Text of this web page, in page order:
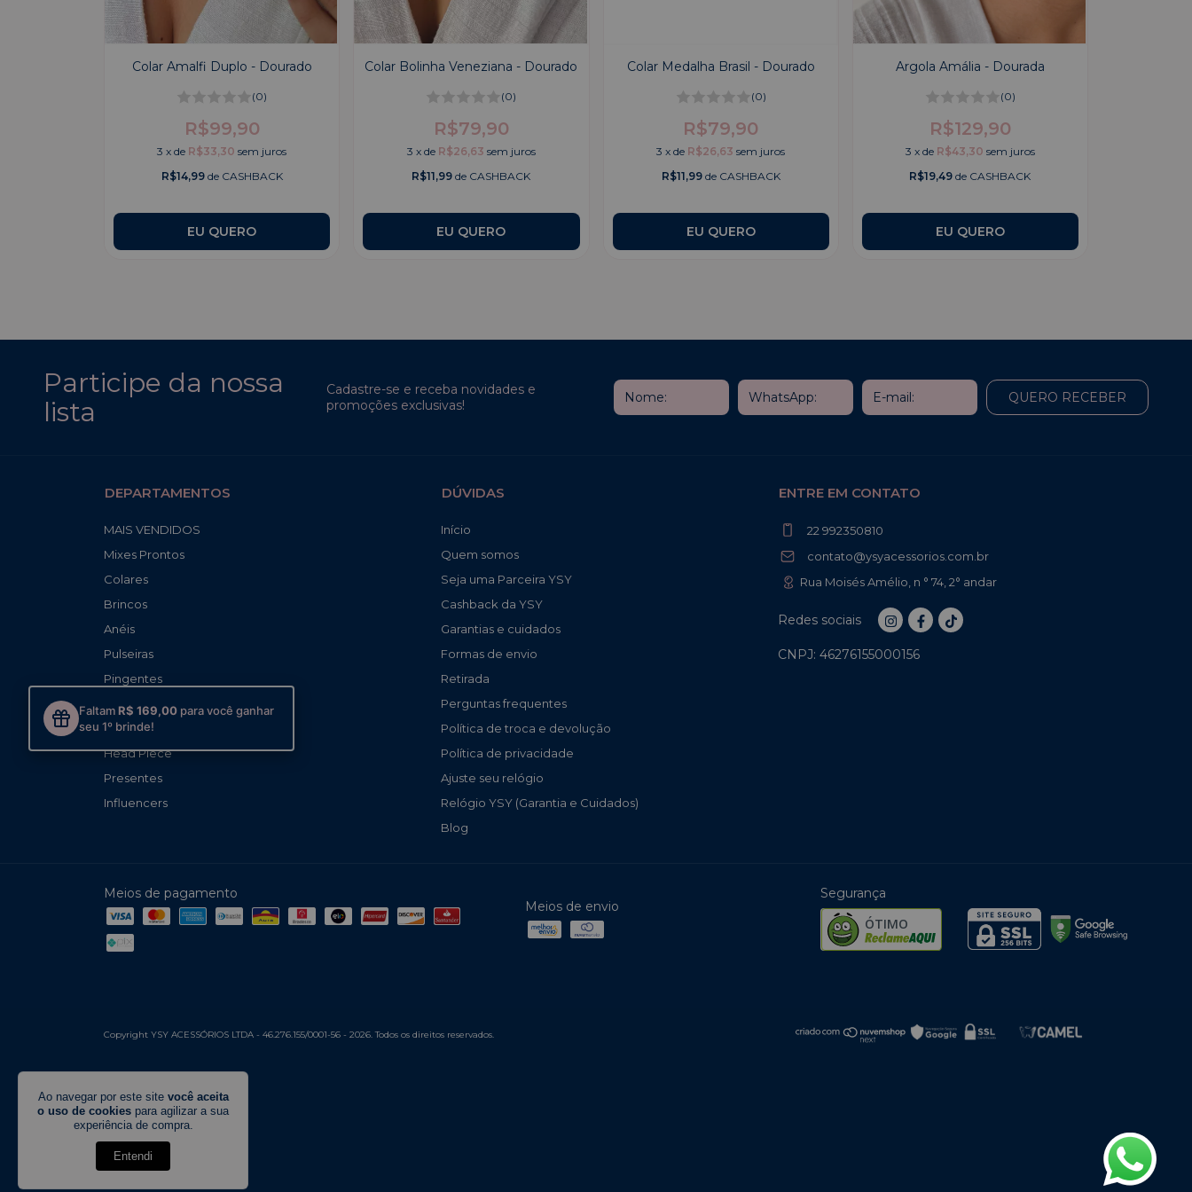
Ao navegar por este site você aceita
o uso de cookies para agilizar a sua
experiência de compra.
Entendi
Colar Amalfi Duplo - Dourado
(0)
R$99,90
3 xde R$33,30 sem juros
R$14,99de CASHBACK
Colar Bolinha Veneziana - Dourado
(0)
R$79,90
3 x de R$26,63 sem juros
R$11,99 de CASHBACK
Colar Medalha Brasil - Dourado
(0)
R$79,90
3 xde R$26,63 sem juros
R$11,99de CASHBACK
Argola Amália - Dourada
(0)
R$129,90
3 x de R$43,30 sem juros
R$19,49 de CASHBACK
Participe da nossa
lista
Cadastre-se e receba novidades e
promoções exclusivas!
DEPARTAMENTOS
MAIS VENDIDOS
Mixes Prontos
Colares
Brincos
Anéis
Pulseiras
Pingentes
Piercings
Tornozeleiras
Head Piece
Presentes
Influencers
DÚVIDAS
Início
Quem somos
Seja uma Parceira YSY
Cashback da YSY
Garantias e cuidados
Formas de envio
Retirada
Perguntas frequentes
Política de troca e devolução
Política de privacidade
Ajuste seu relógio
Relógio YSY (Garantia e Cuidados)
Blog
ENTRE EM CONTATO
22 992350810
contato@ysyacessorios.com.br
Rua Moisés Amélio, n ° 74, 2° andar
Redes sociais
CNPJ: 46276155000156
Meios de pagamento
Meios de envio
Segurança
ÓTIMO
Copyright YSY ACESSÓRIOS LTDA - 46.276.155/0001-56 - 2026. Todos os direitos reservados.
FaltamR$ 169,00 para você ganhar
seu 1º brinde!